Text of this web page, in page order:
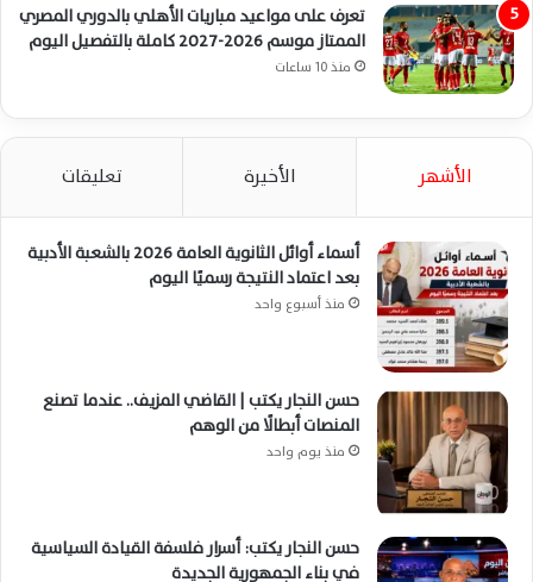
تعرف على مواعيد مباريات الأهلي بالدوري المصري
الممتاز موسم 2026-2027 كاملة بالتفصيل اليوم
منذ 10 ساعات
الأشهر الأخيرة تعليقات
أسماء أوائل الثانوية العامة 2026 بالشعبة الأدبية
بعد اعتماد النتيجة رسميًا اليوم
منذ أسبوع واحد
حسن النجار يكتب | القاضي المزيف.. عندما تصنع
المنصات أبطالًا من الوهم
منذ يوم واحد
حسن النجار يكتب: أسرار فلسفة القيادة السياسية
في بناء الجمهورية الجديدة